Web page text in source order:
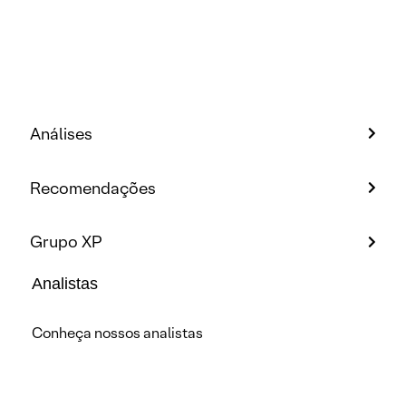
Análises
Recomendações
Grupo XP
Analistas
Conheça nossos analistas